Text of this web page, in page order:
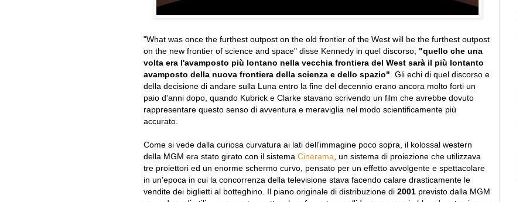
"What was once the furthest outpost on the old frontier of the West will be the furthest outpost
on the new frontier of science and space" disse Kennedy in quel discorso; "quello che una
volta era l'avamposto più lontano nella vecchia frontiera del West sarà il più lontanto
avamposto della nuova frontiera della scienza e dello spazio" . Gli echi di quel discorso e
della decisione di andare sulla Luna entro la fine del decennio erano ancora molto forti un
paio d'anni dopo, quando Kubrick e Clarke stavano scrivendo un film che avrebbe dovuto
rappresentare questo senso di avventura e meraviglia nel modo scientificamente più
accurato.
Come si vede dalla curiosa curvatura ai lati dell'immagine poco sopra, il kolossal western
della MGM era stato girato con il sistema Cinerama , un sistema di proiezione che utilizzava
tre proiettori ed un enorme schermo curvo, pensato per un effetto avvolgente e spettacolare
in un'epoca in cui la concorrenza della televisione stava facendo calare drasticamente le
vendite dei biglietti al botteghino. Il piano originale di distribuzione di 2001 previsto dalla MGM